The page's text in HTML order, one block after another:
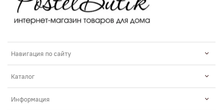
Навигация по сайту
Каталог
Информация